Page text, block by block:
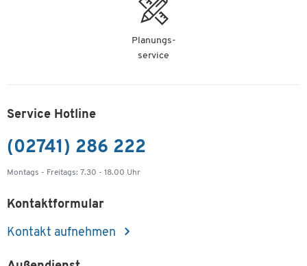
Planungs-
service
Service Hotline
(02741) 286 222
Montags - Freitags: 7.30 - 18.00 Uhr
Kontaktformular
Kontakt aufnehmen